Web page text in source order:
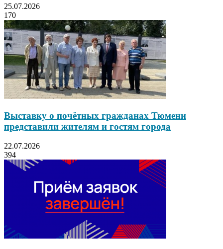
25.07.2026
170
Выставку о почётных гражданах Тюмени
представили жителям и гостям города
22.07.2026
394